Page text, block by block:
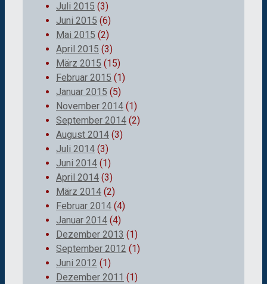
Juli 2015 (3)
Juni 2015 (6)
Mai 2015 (2)
April 2015 (3)
März 2015 (15)
Februar 2015 (1)
Januar 2015 (5)
November 2014 (1)
September 2014 (2)
August 2014 (3)
Juli 2014 (3)
Juni 2014 (1)
April 2014 (3)
März 2014 (2)
Februar 2014 (4)
Januar 2014 (4)
Dezember 2013 (1)
September 2012 (1)
Juni 2012 (1)
Dezember 2011 (1)